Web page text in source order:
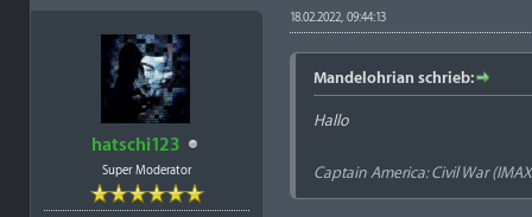
hatschi123
Super Moderator
18.02.2022, 09:44:13
Mandelohrian schrieb:
Hallo
Captain America: Civil War